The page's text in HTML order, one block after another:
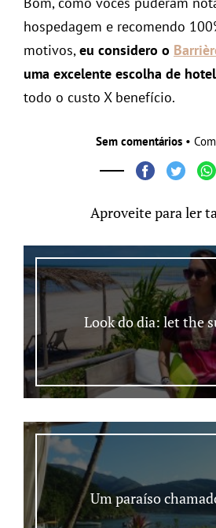
hospedagem e recomendo
motivos, eu considero o
uma excelente escolha de
todo o custo X benefício.
Sem comentários•
Aproveite para ler
Look do dia: let the
Um paraíso